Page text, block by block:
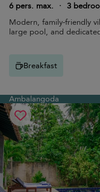
6 pers. max.
· 3
Modern, family-friendly
large pool, and
Breakfast
Ambalangoda